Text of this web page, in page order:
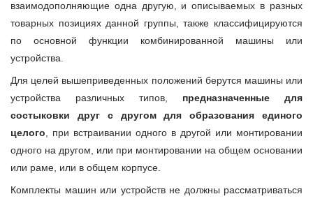
взаимодополняющие одна другую, и описываемых в разных
товарных позициях данной группы, также классифицируются
по основной функции комбинированной машины или
устройства.
Для целей вышеприведенных положений берутся машины или
устройства различных типов, предназначенные для
состыковки друг с другом для образования единого
целого , при встраивании одного в другой или монтировании
одного на другом, или при монтировании на общем основании
или раме, или в общем корпусе.
Комплекты машин или устройств не должны рассматриваться